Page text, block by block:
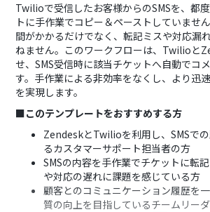
Twilioで受信したお客様からのSMSを、都
トに手作業でコピー＆ペーストしていませ
間がかかるだけでなく、転記ミスや対応漏
ねません。このワークフローは、Twilioと
せ、SMS受信時に該当チケットへ自動でコ
す。手作業による非効率をなくし、より迅
を実現します。
■このテンプレートをおすすめする方
ZendeskとTwilioを利用し、SMSで
るカスタマーサポート担当者の方
SMSの内容を手作業でチケットに転
や対応の遅れに課題を感じている方
顧客とのコミュニケーション履歴を
質の向上を目指しているチームリー